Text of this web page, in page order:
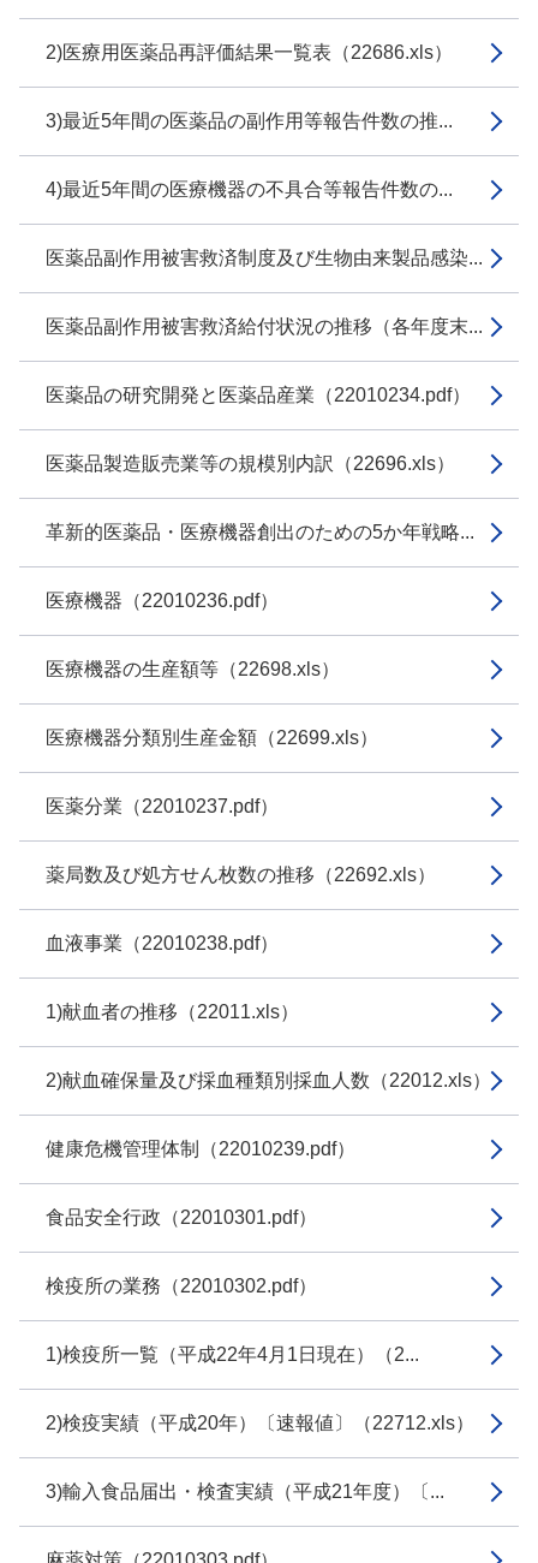
2)医療用医薬品再評価結果一覧表（22686.xls）
3)最近5年間の医薬品の副作用等報告件数の推...
4)最近5年間の医療機器の不具合等報告件数の...
医薬品副作用被害救済制度及び生物由来製品感染...
医薬品副作用被害救済給付状況の推移（各年度末...
医薬品の研究開発と医薬品産業（22010234.pdf）
医薬品製造販売業等の規模別内訳（22696.xls）
革新的医薬品・医療機器創出のための5か年戦略...
医療機器（22010236.pdf）
医療機器の生産額等（22698.xls）
医療機器分類別生産金額（22699.xls）
医薬分業（22010237.pdf）
薬局数及び処方せん枚数の推移（22692.xls）
血液事業（22010238.pdf）
1)献血者の推移（22011.xls）
2)献血確保量及び採血種類別採血人数（22012.xls）
健康危機管理体制（22010239.pdf）
食品安全行政（22010301.pdf）
検疫所の業務（22010302.pdf）
1)検疫所一覧（平成22年4月1日現在）（2...
2)検疫実績（平成20年）〔速報値〕（22712.xls）
3)輸入食品届出・検査実績（平成21年度）〔...